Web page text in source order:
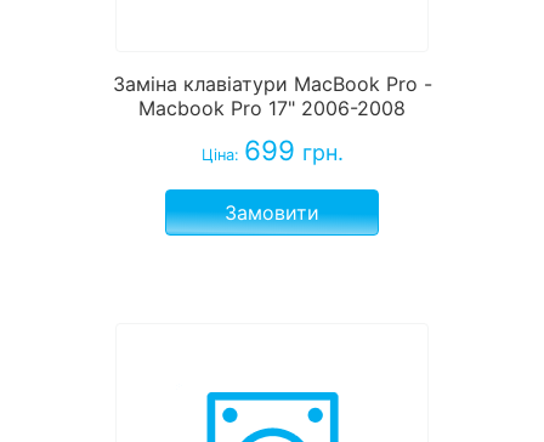
Заміна клавіатури MacBook Pro -
Macbook Pro 17" 2006-2008
Ціна: 699 грн.
Замовити